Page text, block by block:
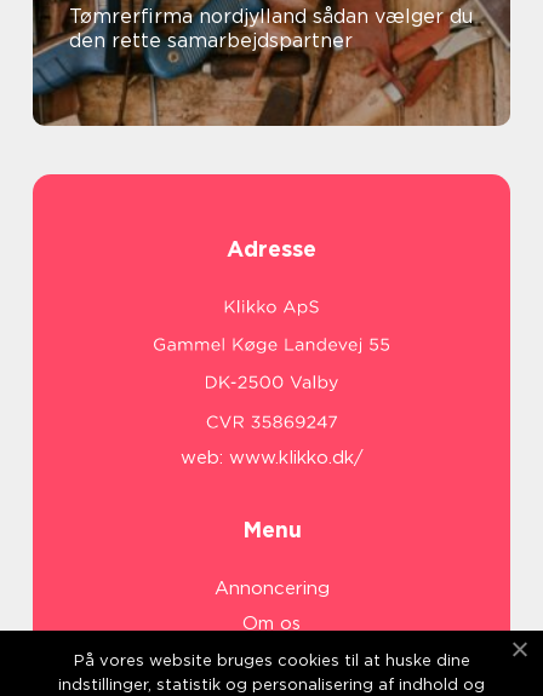
Tømrerfirma nordjylland sådan vælger du
den rette samarbejdspartner
Adresse
web: www.klikko.dk/
Menu
Annoncering
Om os
Cookies
På vores website bruges cookies til at huske dine
indstillinger, statistik og personalisering af indhold og